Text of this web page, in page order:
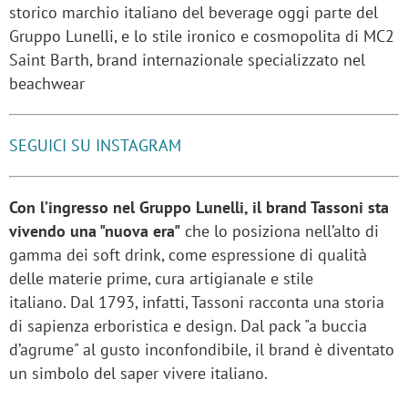
storico marchio italiano del beverage oggi parte del
Gruppo Lunelli, e lo stile ironico e cosmopolita di MC2
Saint Barth, brand internazionale specializzato nel
beachwear
SEGUICI SU INSTAGRAM
Con l’ingresso nel Gruppo Lunelli, il brand Tassoni sta
vivendo una "nuova era" che lo posiziona nell’alto di
gamma dei soft drink, come espressione di qualità
delle materie prime, cura artigianale e stile
italiano. Dal 1793, infatti, Tassoni racconta una storia
di sapienza erboristica e design. Dal pack "a buccia
d’agrume" al gusto inconfondibile, il brand è diventato
un simbolo del saper vivere italiano.